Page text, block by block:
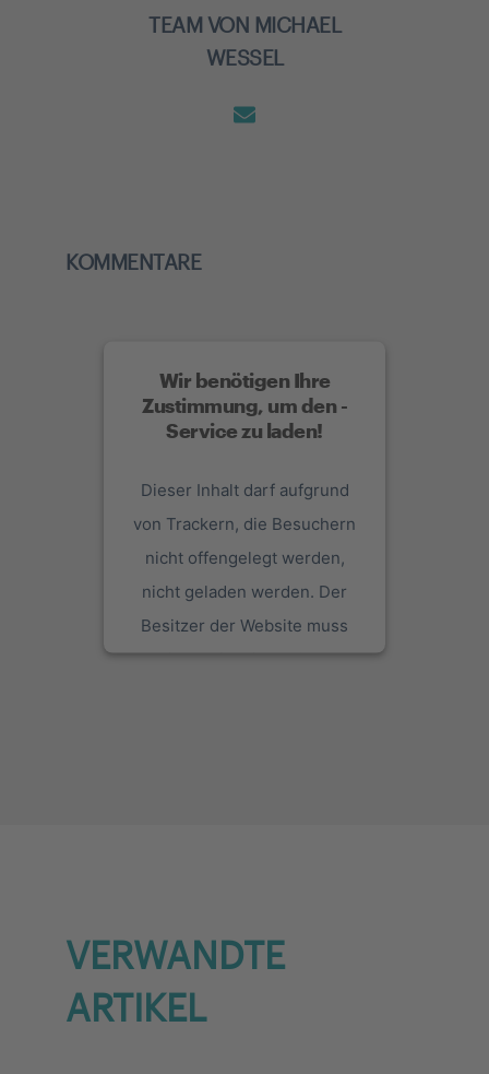
TEAM VON MICHAEL
WESSEL
KOMMENTARE
Wir benötigen Ihre
Zustimmung, um den -
Service zu laden!
Dieser Inhalt darf aufgrund
von Trackern, die Besuchern
nicht offengelegt werden,
nicht geladen werden. Der
Besitzer der Website muss
diese mit seinem CMP
VERWANDTE
ARTIKEL